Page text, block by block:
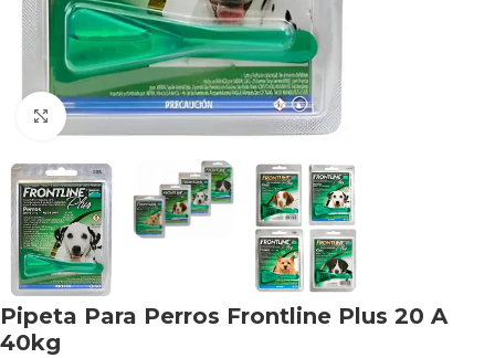
Haga clic para ampliar
Pipeta Para Perros Frontline Plus 20 A
40kg